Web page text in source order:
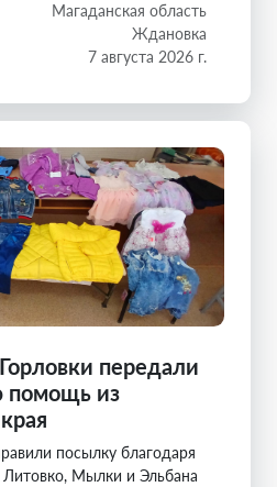
Магаданская область
Ждановка
7 августа 2026 г.
передали
помощь из
посылку благодаря
Мылки и Эльбана